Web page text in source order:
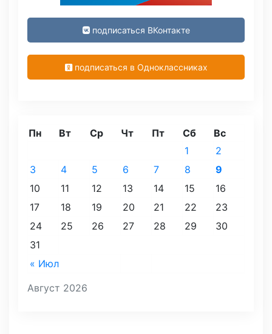
подписаться ВКонтакте
подписаться в Одноклассниках
Август 2026
Пн Вт Ср Чт Пт Сб Вс
« Июл
1
2
3
4 5 6 7 8
9
10
11 12 13 14 15
16
17
18 19 20 21 22
23
24
25 26 27 28 29
30
31